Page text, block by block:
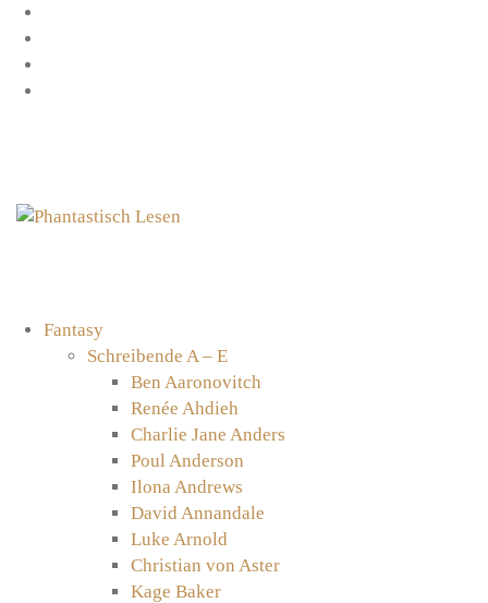
Zum
Inhalt
springen
Fantasy
Schreibende A – E
Ben Aaronovitch
Renée Ahdieh
Charlie Jane Anders
Poul Anderson
Ilona Andrews
David Annandale
Luke Arnold
Christian von Aster
Kage Baker